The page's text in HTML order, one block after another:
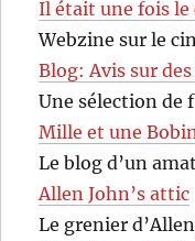
Il était une fois le
Webzine sur le
Blog: Avis sur
Une sélection de
Mille et une
Le blog d’un
Allen John’s attic
Le grenier